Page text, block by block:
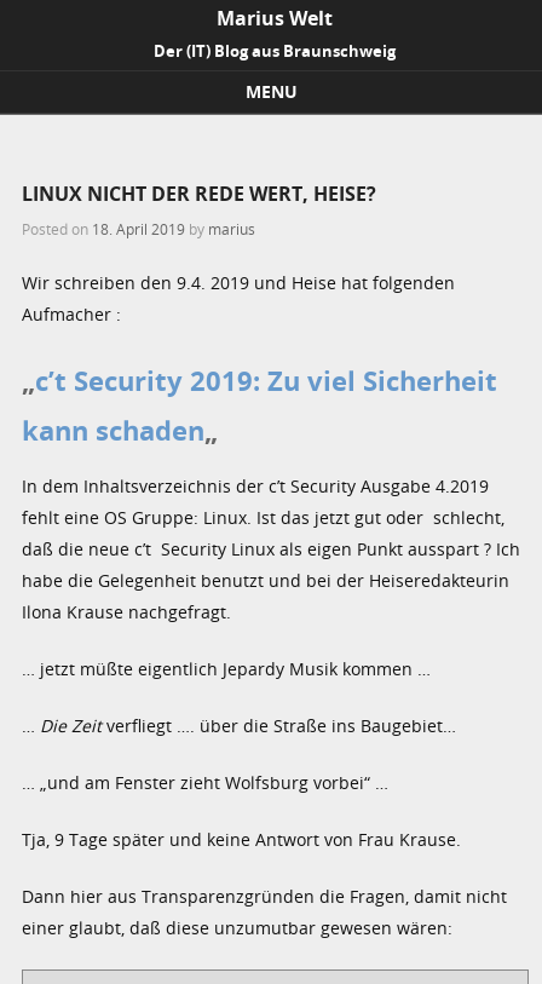
Marius Welt
Der (IT) Blog aus Braunschweig
MENU
LINUX NICHT DER REDE WERT, HEISE?
Posted on 18. April 2019 by marius
Wir schreiben den 9.4. 2019 und Heise hat folgenden
Aufmacher :
„c’t Security 2019: Zu viel Sicherheit
kann schaden„
In dem Inhaltsverzeichnis der c’t Security Ausgabe 4.2019
fehlt eine OS Gruppe: Linux. Ist das jetzt gut oder schlecht,
daß die neue c’t Security Linux als eigen Punkt ausspart ? Ich
habe die Gelegenheit benutzt und bei der Heiseredakteurin
Ilona Krause nachgefragt.
… jetzt müßte eigentlich Jepardy Musik kommen …
… Die Zeitverfliegt …. über die Straße ins Baugebiet…
… „und am Fenster zieht Wolfsburg vorbei“ …
Tja, 9 Tage später und keine Antwort von Frau Krause.
Dann hier aus Transparenzgründen die Fragen, damit nicht
einer glaubt, daß diese unzumutbar gewesen wären: